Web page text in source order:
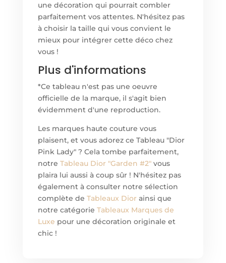
une décoration qui pourrait combler
parfaitement vos attentes. N'hésitez pas
à choisir la taille qui vous convient le
mieux pour intégrer cette déco chez
vous !
Plus d'informations
*Ce tableau n'est pas une oeuvre
officielle de la marque, il s'agit bien
évidemment d'une reproduction.
Les marques haute couture vous
plaisent, et vous adorez ce Tableau "Dior
Pink Lady" ? Cela tombe parfaitement,
notre Tableau Dior "Garden #2"vous
plaira lui aussi à coup sûr ! N'hésitez pas
également à consulter notre sélection
complète de Tableaux Dior ainsi que
notre catégorie Tableaux Marques de
Luxe pour une décoration originale et
chic !